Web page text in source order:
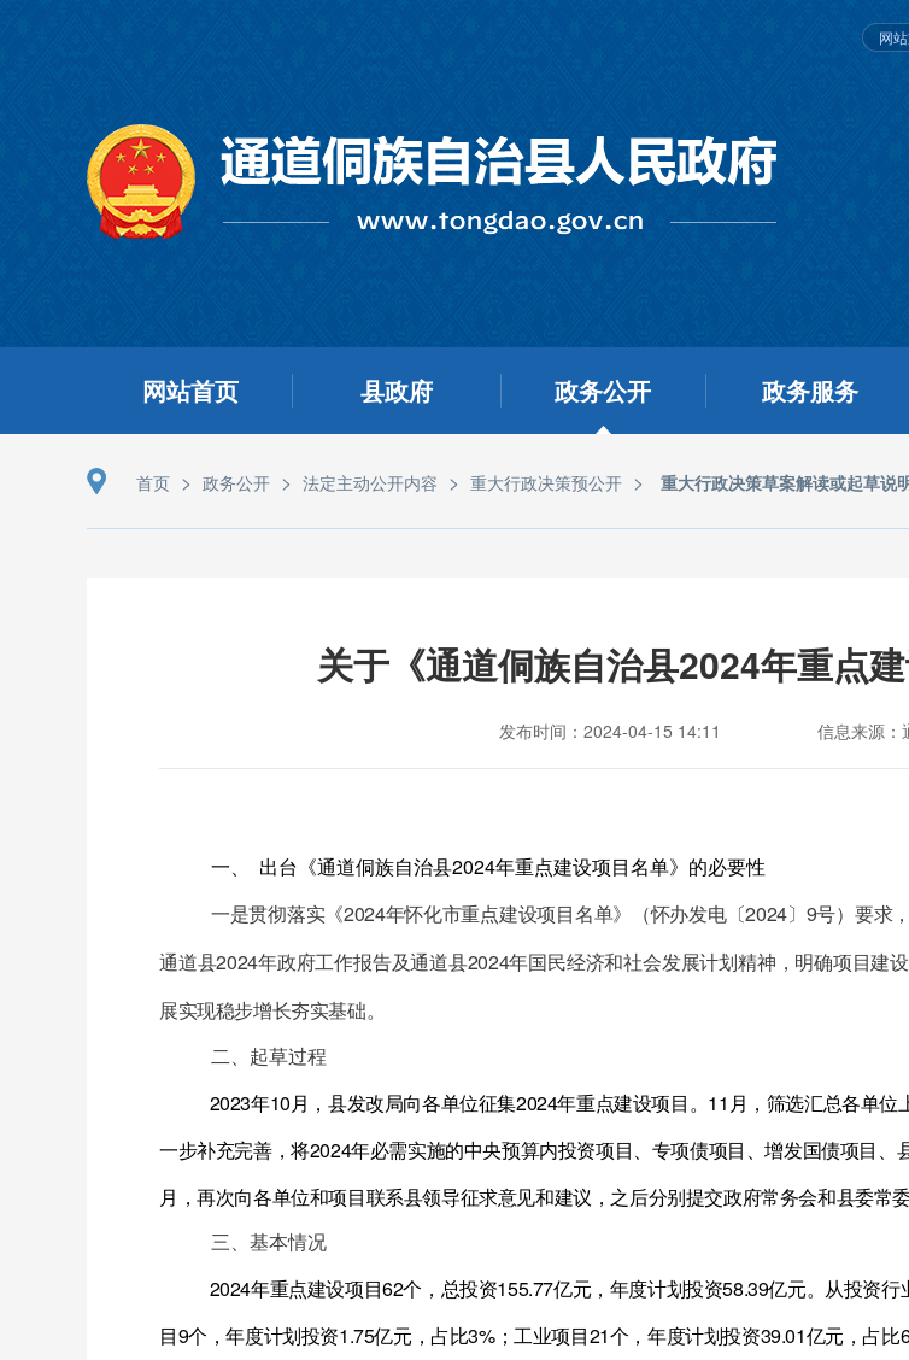
网
网站首页 县政府 政务公开 政务服务
首页 > 政务公开 > 法定主动公开内容 > 重大行政决策预公开 > 重大行政决策草案解读或起草说
关于《通道侗族自治县2024年重点
发布时间：2024-04-15 14:11 信息来源：
一、 出台《通道侗族自治县2024年重点建设项目名单》的必要性
一是贯彻落实《2024年怀化市重点建设项目名单》（怀办发电〔2024〕 9号）要求
通道县2024年政府工作报告及通道县2024年国民经济和社会发展计划精神，明确项目建
展实现稳步增长夯实基础。
二、 起草过程
2023年10月，县发改局向各单位征集2024年重点建设项目。 11 月，筛选汇总各单位
一步补充完善，将2024年必需实施的中央预算内投资项目、专项债项目、增发国债项目、
月，再次向各单位和项目联系县领导征求意见和建议，之后分别提交政府常务会和县委常委
三、基本情况
2024年重点建设项目62个，总投资155.77亿元，年度计划投资58.39亿元。从投资行
目9个，年度计划投资1.75亿元，占比3%；工业项目21个，年度计划投资39.01亿元，占比